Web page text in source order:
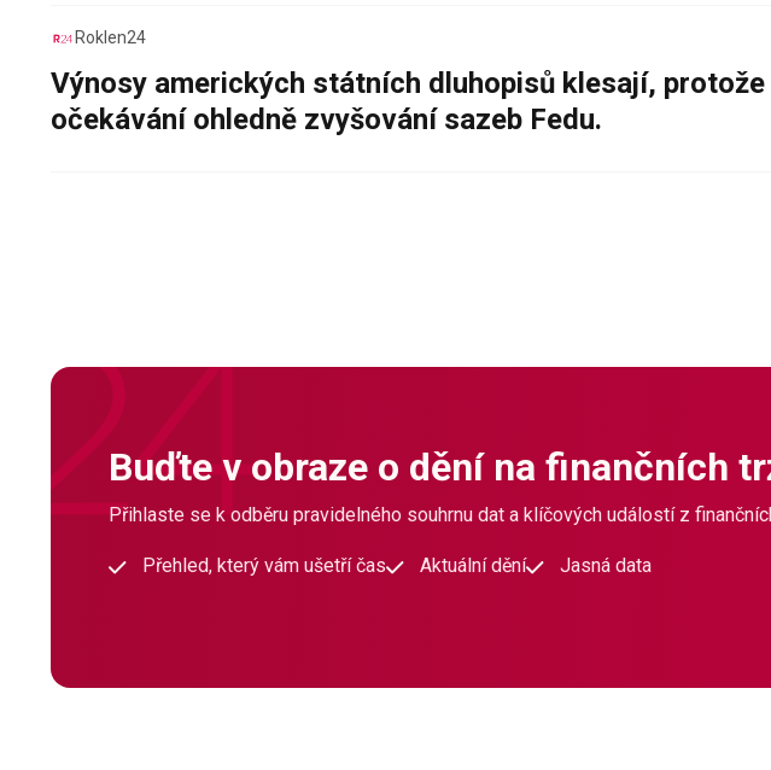
Roklen24
Výnosy amerických státních dluhopisů klesají,
očekávání ohledně zvyšování sazeb Fedu.
Buďte v obraze o dění na finančních
Přihlaste se k odběru pravidelného souhrnu dat a klíčových událostí z
Přehled, který vám ušetří čas Aktuální dění Jasná data